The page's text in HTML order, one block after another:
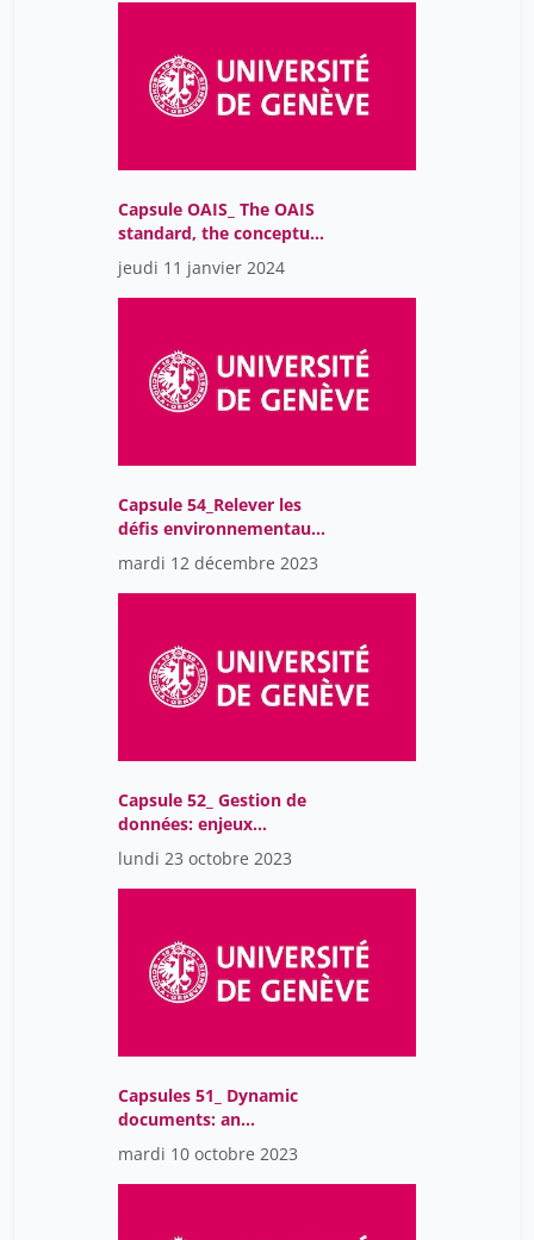
Capsule OAIS_ The OAIS
standard, the conceptual
basis for archiving
jeudi 11 janvier 2024
Capsule 54_Relever les
défis environnementaux
grâce à l'IA
mardi 12 décembre 2023
Capsule 52_ Gestion de
données: enjeux
juridiques, lois et
réglementations
lundi 23 octobre 2023
Capsules 51_ Dynamic
documents: an
alternative to word
processors
mardi 10 octobre 2023